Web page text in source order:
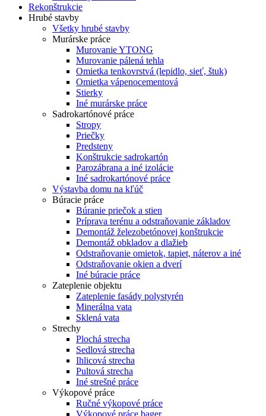
Rekonštrukcie
Hrubé stavby
Všetky hrubé stavby
Murárske práce
Murovanie YTONG
Murovanie pálená tehla
Omietka tenkovrstvá (lepidlo, sieť, štuk)
Omietka vápenocementová
Stierky
Iné murárske práce
Sadrokartónové práce
Stropy
Priečky
Predsteny
Konštrukcie sadrokartón
Parozábrana a iné izolácie
Iné sadrokartónové práce
Výstavba domu na kľúč
Búracie práce
Búranie priečok a stien
Príprava terénu a odstraňovanie základov
Demontáž železobetónovej konštrukcie
Demontáž obkladov a dlažieb
Odstraňovanie omietok, tapiet, náterov a iné
Odstraňovanie okien a dverí
Iné búracie práce
Zateplenie objektu
Zateplenie fasády polystyrén
Minerálna vata
Sklená vata
Strechy
Plochá strecha
Sedlová strecha
Ihlicová strecha
Pultová strecha
Iné strešné práce
Výkopové práce
Ručné výkopové práce
Výkopové práce bager